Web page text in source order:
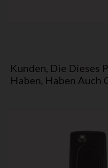
Kunden, Die Dieses
Haben, Haben Auch